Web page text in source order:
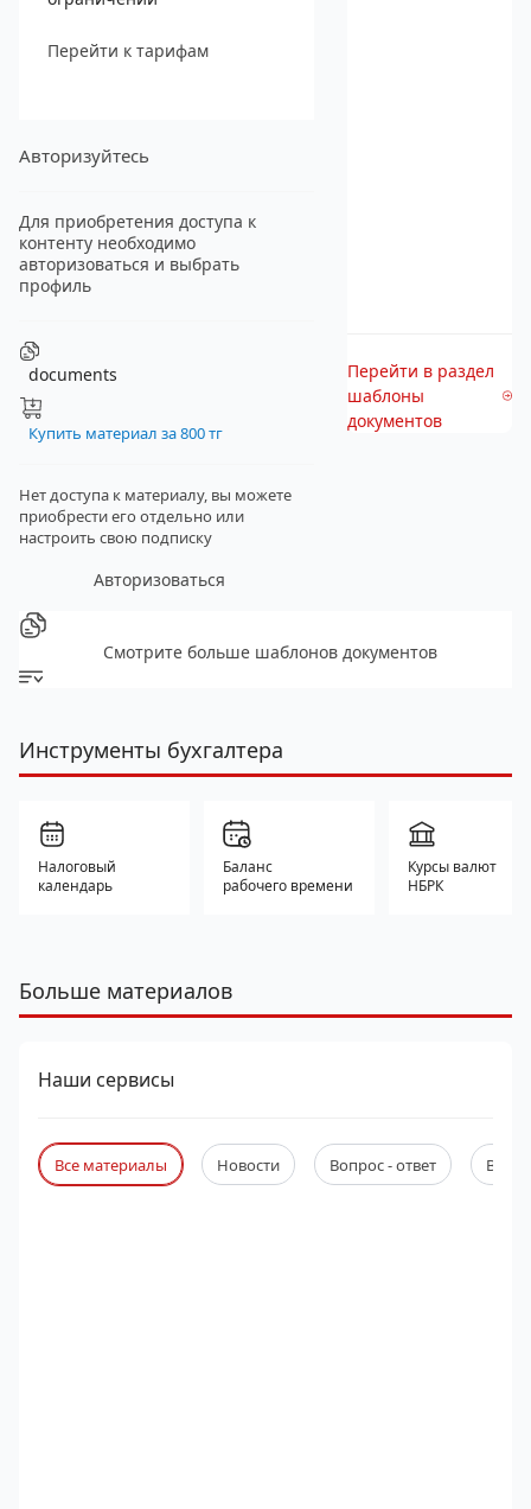
Перейти к тарифам
Авторизуйтесь
Для приобретения доступа к
контенту необходимо
авторизоваться и выбрать
профиль
documents
Купить материал за 800 тг
Нет доступа к материалу, вы можете
приобрести его отдельно или
настроить свою подписку
Авторизоваться
Перейти в раздел
шаблоны
документов
Смотрите больше шаблонов документов
Инструменты бухгалтера
Налоговый
календарь
Баланс
рабочего времени
Курсы валют
НБРК
Больше материалов
Наши сервисы
Все материалы Новости Вопрос - ответ